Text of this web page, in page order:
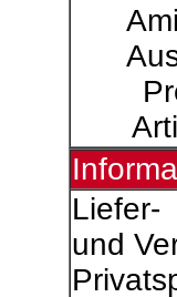
Liefer-
und